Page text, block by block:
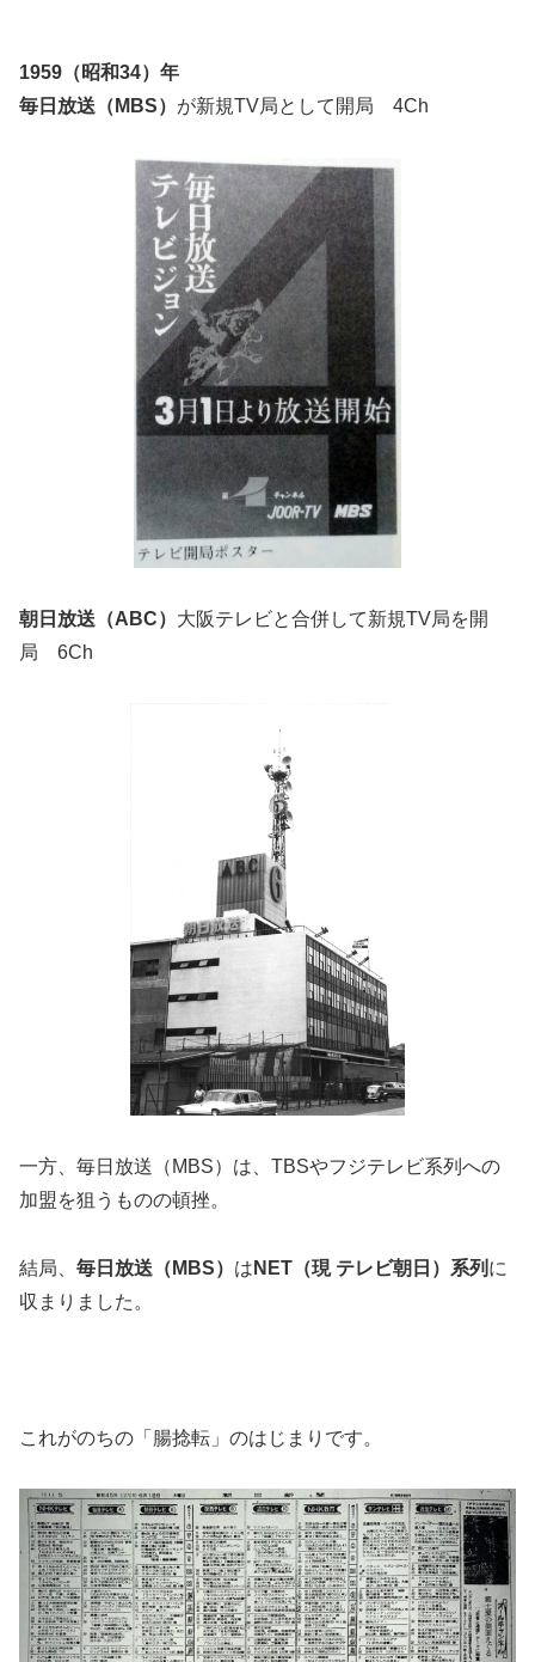
1959（昭和34）年
毎日放送（MBS） が新規TV局として開局 4Ch
朝日放送（ABC） 大阪テレビと合併して新規TV局を開
局 6Ch
一方、毎日放送（MBS）は、TBSやフジテレビ系列への
加盟を狙うものの頓挫。
結局、 毎日放送（MBS） は NET（現 テレビ朝日）系列 に
収まりました。
これがのちの「腸捻転」のはじまりです。